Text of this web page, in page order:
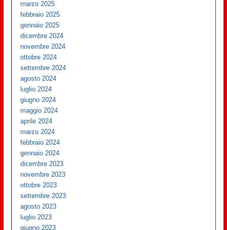
marzo 2025
febbraio 2025
gennaio 2025
dicembre 2024
novembre 2024
ottobre 2024
settembre 2024
agosto 2024
luglio 2024
giugno 2024
maggio 2024
aprile 2024
marzo 2024
febbraio 2024
gennaio 2024
dicembre 2023
novembre 2023
ottobre 2023
settembre 2023
agosto 2023
luglio 2023
giugno 2023